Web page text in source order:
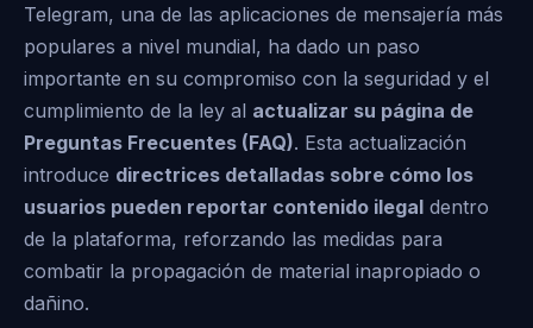
Telegram, una de las aplicaciones de mensajería más
populares a nivel mundial, ha dado un paso
importante en su compromiso con la seguridad y el
cumplimiento de la ley al actualizar su página de
Preguntas Frecuentes (FAQ). Esta actualización
introduce directrices detalladas sobre cómo los
usuarios pueden reportar contenido ilegal dentro
de la plataforma, reforzando las medidas para
combatir la propagación de material inapropiado o
dañino.